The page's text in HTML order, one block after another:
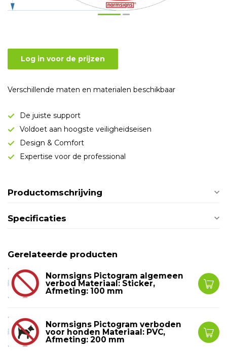
Log in voor de prijzen
Verschillende maten en materialen beschikbaar
De juiste support
Voldoet aan hoogste veiligheidseisen
Design & Comfort
Expertise voor de professional
Productomschrijving
Specificaties
Gerelateerde producten
Normsigns Pictogram algemeen
verbod Materiaal: Sticker,
Afmeting: 100 mm
Normsigns Pictogram verboden
voor honden Materiaal: PVC,
Afmeting: 200 mm